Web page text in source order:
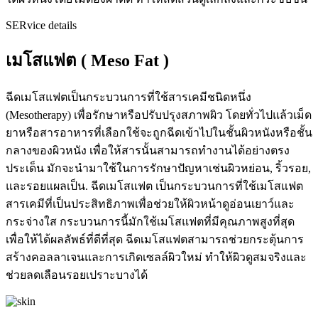
SERvice details
เมโสแฟต ( Meso Fat )
ฉีดเมโสแฟตเป็นกระบวนการที่ใช้สารเคมีชนิดหนึ่ง
(Mesotherapy) เพื่อรักษาหรือปรับปรุงสภาพผิว โดยทั่วไปแล้วเม็ด
ยาหรือสารอาหารที่เลือกใช้จะถูกฉีดเข้าไปในชั้นผิวหนังหรือชั้น
กลางของผิวหนัง เพื่อให้สารนั้นสามารถทำงานได้อย่างตรง
ประเด็น มักจะนำมาใช้ในการรักษาปัญหาเช่นผิวหย่อน, ริ้วรอย,
และรอยแผลเป็น. ฉีดเมโสแฟต เป็นกระบวนการที่ใช้เมโสแฟต
สารเคมีที่เป็นประสิทธิภาพเพื่อช่วยให้ผิวหน้าดูอ่อนเยาว์และ
กระจ่างใส กระบวนการนี้มักใช้เมโสแฟตที่มีคุณภาพสูงที่สุด
เพื่อให้ได้ผลลัพธ์ที่ดีที่สุด ฉีดเมโสแฟตสามารถช่วยกระตุ้นการ
สร้างคอลลาเจนและการเกิดเซลล์ผิวใหม่ ทำให้ผิวดูสมจริงและ
ช่วยลดเลือนรอยเปราะบางได้